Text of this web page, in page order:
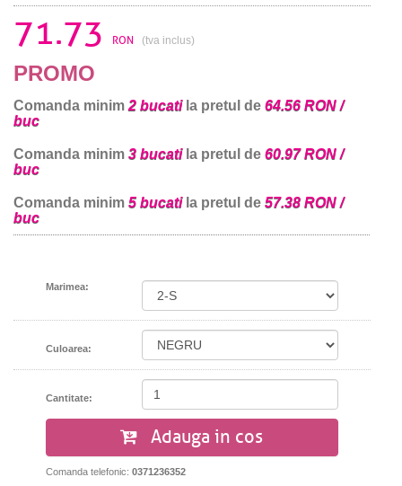
71.73 RON (tva inclus)
PROMO
Comanda minim 2 bucatila pretul de 64.56 RON /
buc
Comanda minim 3 bucatila pretul de 60.97 RON /
buc
Comanda minim 5 bucatila pretul de 57.38 RON /
buc
Marimea:
Culoarea:
Cantitate:
Adauga in cos
Comanda telefonic: 0371236352